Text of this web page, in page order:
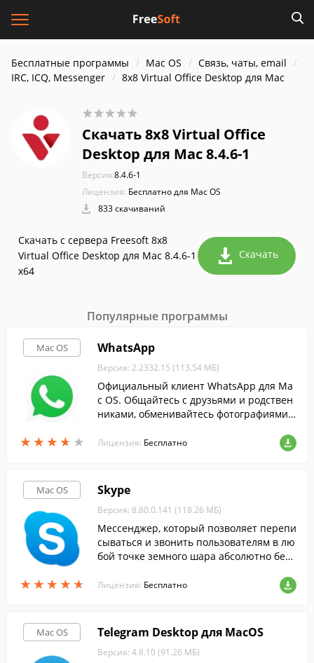
Бесплатные программы Mac OS
Связь, чаты, email
IRC, ICQ, Messenger
8х8 Virtual Office Desktop для Mac
Скачать 8х8 Virtual Office
Desktop для Mac 8.4.6-1
Версия:8.4.6-1
Лицензия: Бесплатно для Mac OS
833 скачиваний
Скачать с сервера Freesoft 8х8
Virtual Office Desktop для Mac 8.4.6-1
x64
Скачать
Популярные программы
Mac OS
★ ★ ★ ★ ★
★ ★ ★ ★ ★
WhatsApp
Версия: 2.2332.15 (113.54 МБ)
Официальный клиент WhatsApp для Ma
c OS. Общайтесь с друзьями и родствен
никами, обменивайтесь фотографиями,
изирует историю переписки и список ко
Лицензия: Бесплатно
Mac OS
★ ★ ★ ★ ★
★ ★ ★ ★ ★
Skype
Версия: 8.80.0.141 (118.26 МБ)
Мессенджер, который позволяет перепи
сываться и звонить пользователям в лю
бой точке земного шара абсолютно бесп
Лицензия: Бесплатно
Mac OS Telegram Desktop для MacOS
Версия: 4.8.10 (91.26 МБ)